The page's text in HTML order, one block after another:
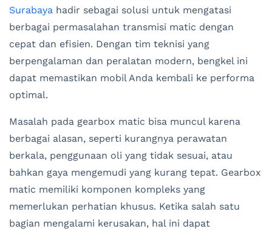
Surabaya hadir sebagai solusi untuk mengatasi
berbagai permasalahan transmisi matic dengan
cepat dan efisien. Dengan tim teknisi yang
berpengalaman dan peralatan modern, bengkel ini
dapat memastikan mobil Anda kembali ke performa
optimal.
Masalah pada gearbox matic bisa muncul karena
berbagai alasan, seperti kurangnya perawatan
berkala, penggunaan oli yang tidak sesuai, atau
bahkan gaya mengemudi yang kurang tepat. Gearbox
matic memiliki komponen kompleks yang
memerlukan perhatian khusus. Ketika salah satu
bagian mengalami kerusakan, hal ini dapat